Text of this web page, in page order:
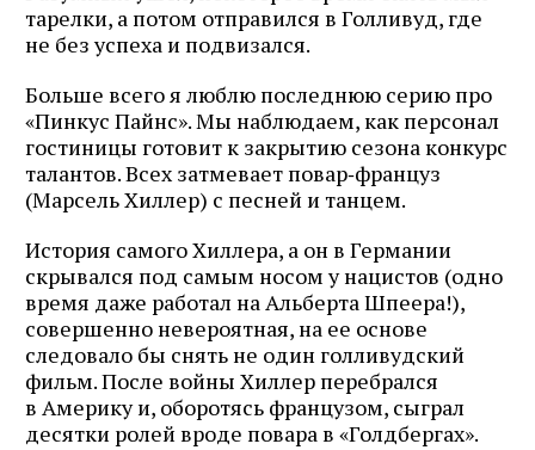
тарелки, а потом отправился в Голливуд, где
не без успеха и подвизался.
Больше всего я люблю последнюю серию про
«Пинкус Пайнс». Мы наблюдаем, как персонал
гостиницы готовит к закрытию сезона конкурс
талантов. Всех затмевает повар‑француз
(Марсель Хиллер) с песней и танцем.
История самого Хиллера, а он в Германии
скрывался под самым носом у нацистов (одно
время даже работал на Альберта Шпеера!),
совершенно невероятная, на ее основе
следовало бы снять не один голливудский
фильм. После войны Хиллер перебрался
в Америку и, оборотясь французом, сыграл
десятки ролей вроде повара в «Голдбергах».